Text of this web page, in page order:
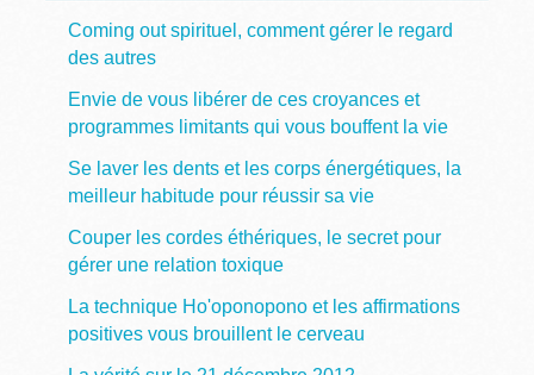
Coming out spirituel, comment gérer le regard
des autres
Envie de vous libérer de ces croyances et
programmes limitants qui vous bouffent la vie
Se laver les dents et les corps énergétiques, la
meilleur habitude pour réussir sa vie
Couper les cordes éthériques, le secret pour
gérer une relation toxique
La technique Ho'oponopono et les affirmations
positives vous brouillent le cerveau